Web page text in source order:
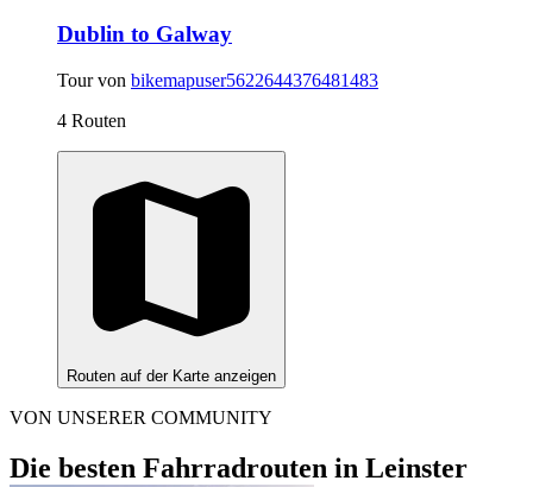
Dublin to Galway
Tour von bikemapuser5622644376481483
4 Routen
Routen auf der Karte anzeigen
VON UNSERER COMMUNITY
Die besten Fahrradrouten in Leinster